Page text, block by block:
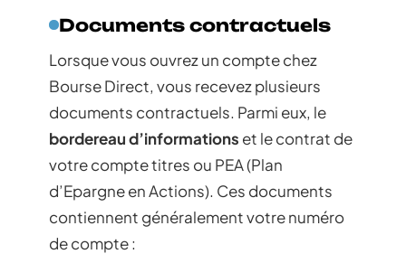
Documents contractuels
Lorsque vous ouvrez un compte chez
Bourse Direct, vous recevez plusieurs
documents contractuels. Parmi eux, le
bordereau d’informations et le contrat de
votre compte titres ou PEA (Plan
d’Epargne en Actions). Ces documents
contiennent généralement votre numéro
de compte :